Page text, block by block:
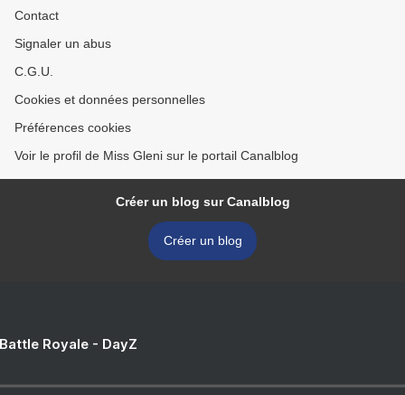
Contact
Signaler un abus
C.G.U.
Cookies et données personnelles
Préférences cookies
Voir le profil de Miss Gleni sur le portail Canalblog
Créer un blog sur Canalblog
Créer un blog
Royale - DayZ